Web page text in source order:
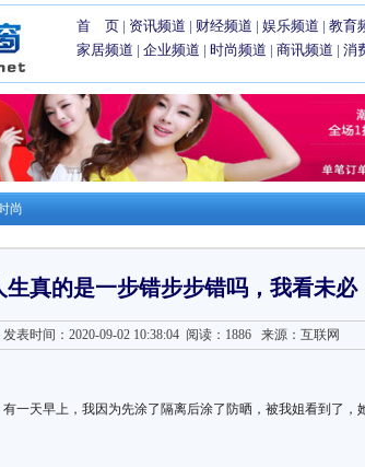
首 页 | 资讯频道 | 财经频道 | 娱乐频道 | 教育
家居频道 | 企业频道 | 时尚频道 | 商讯频道 | 消
尚
生真的是一步错步步错吗，我看未必
发表时间：2020-09-02 10:38:04 阅读：1886 来源：互联网
一天早上，我因为先涂了隔离后涂了防晒，被我姐看到了，